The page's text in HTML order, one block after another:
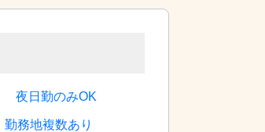
夜日勤のみOK
勤務地複数あり